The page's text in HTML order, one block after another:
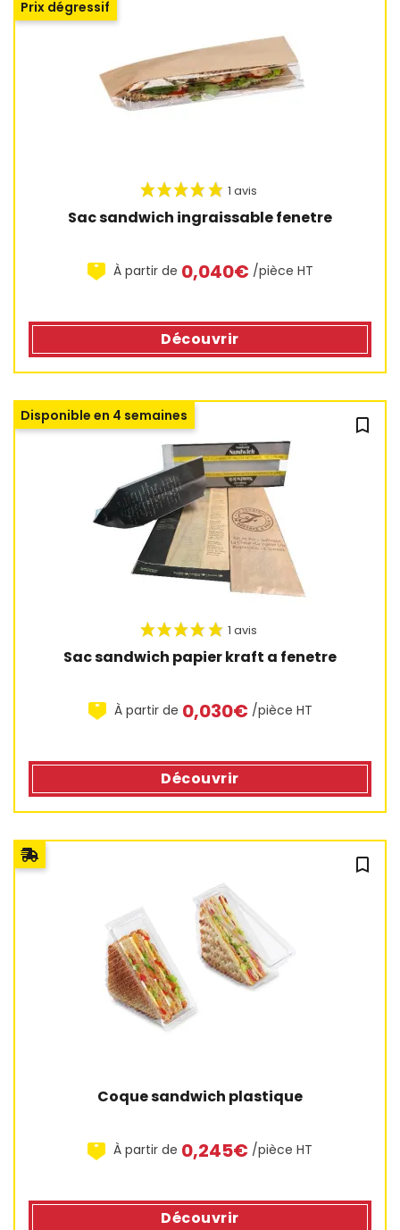
Sac sandwich ingraissable fenetre
À partir de 0,040€ /pièce HT
Prix dégressif
Découvrir
bookmark_outline
Sac sandwich papier kraft a fenetre
À partir de 0,030€ /pièce HT
Disponible en 4 semaines
Découvrir
bookmark_outline
Coque sandwich plastique
À partir de 0,245€ /pièce HT
Découvrir